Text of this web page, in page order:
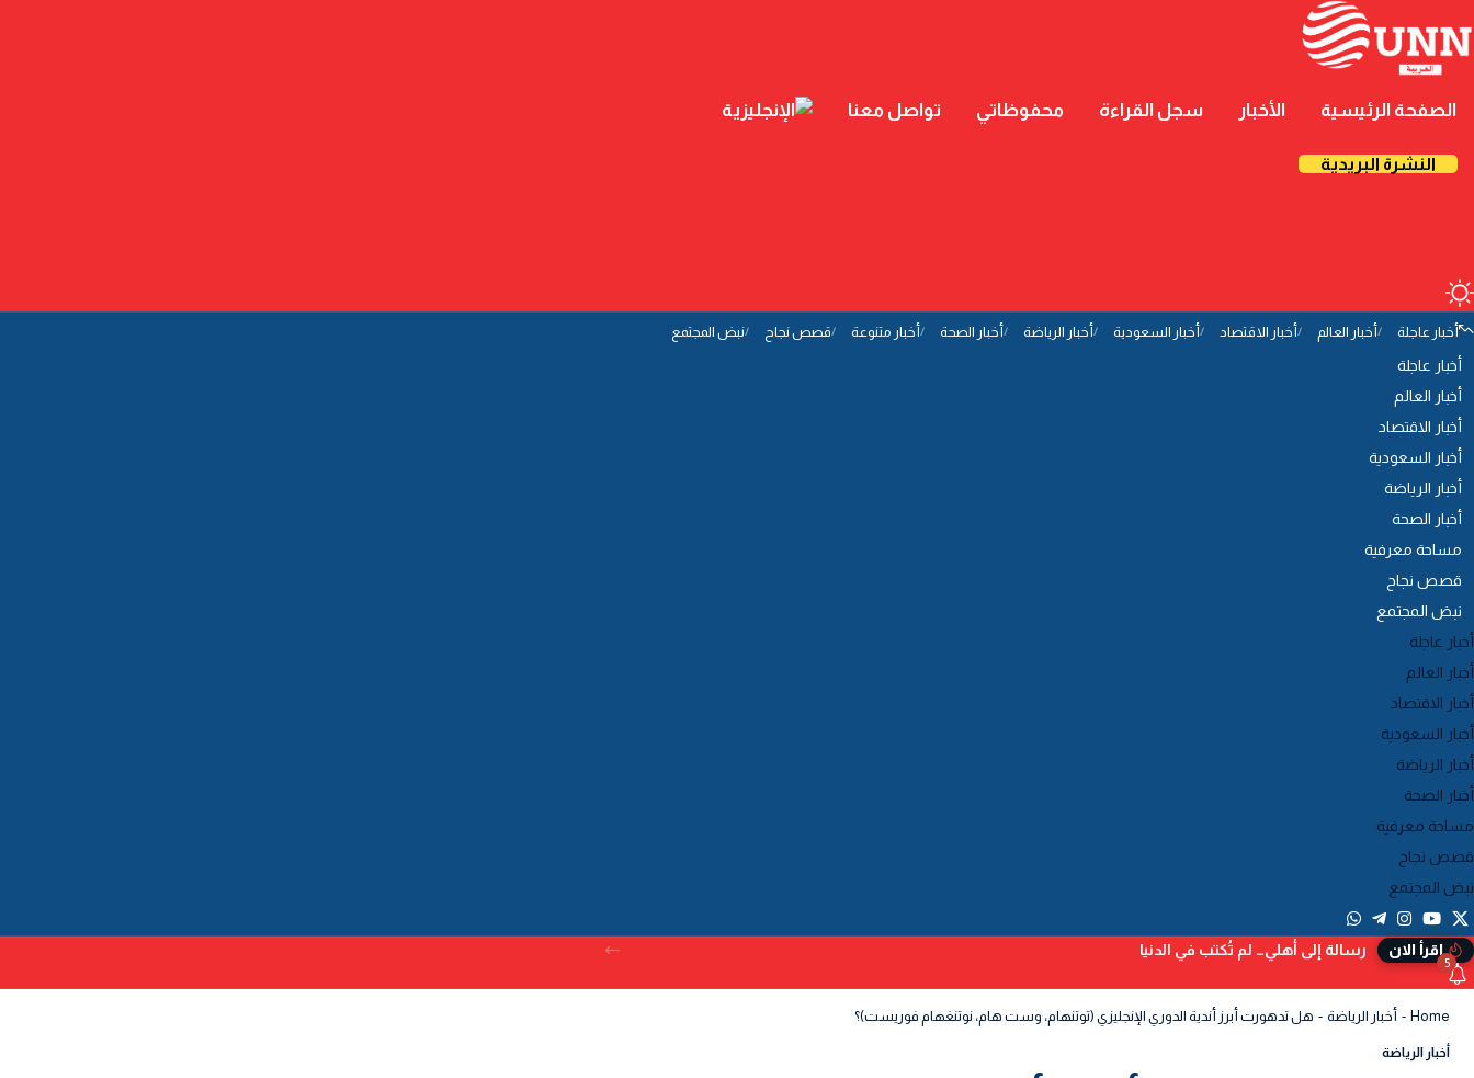
الصفحة الرئيسية الأخبار سجل القراءة محفوظاتي تواصل معنا
النشرة البريدية
أخبار عاجلة أخبار العالم أخبار الاقتصاد أخبار السعودية أخبار الرياضة أخبار الصحة أخبار متنوعة قصص نجاح نبض المجتمع
أخبار عاجلة
أخبار العالم
أخبار الاقتصاد
أخبار السعودية
أخبار الرياضة
أخبار الصحة
مساحة معرفية
قصص نجاح
نبض المجتمع
أخبار عاجلة
أخبار العالم
أخبار الاقتصاد
أخبار السعودية
أخبار الرياضة
أخبار الصحة
مساحة معرفية
قصص نجاح
نبض المجتمع
إقرأ الان رسالة إلى أهلي… لم تُكتب في الدنيا
5
Home
- أخبار الرياضة - هل تدهورت أبرز أندية الدوري الإنجليزي (توتنهام، وست هام، نوتنغهام فوريست)؟
أخبار الرياضة